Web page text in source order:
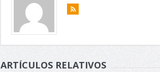
ARTÍCULOS RELATIVOS